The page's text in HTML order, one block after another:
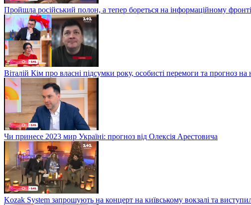
Пройшла російський полон, а тепер бореться на інформаційному
Віталій Кім про власні підсумки року, особисті перемоги та прогноз на
Чи принесе 2023 мир Україні: прогноз від Олексія Арестовича
Kozak System запрошують на концерт на київському вокзалі та